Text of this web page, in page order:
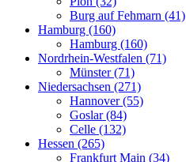
Burg auf Fehmarn (41)
Hamburg (160)
Hamburg (160)
Nordrhein-Westfalen (71)
Münster (71)
Niedersachsen (271)
Hannover (55)
Goslar (84)
Celle (132)
Hessen (265)
Frankfurt Main (34)